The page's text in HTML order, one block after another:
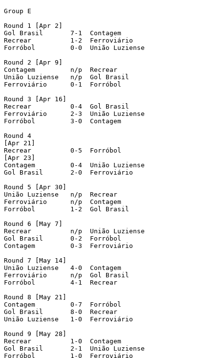
Group E
Round 1 [Apr 2]
Gol Brasil   	 7-1  Contagem
Recrear   	 1-2  Ferroviário
Forróbol 	 0-0  União Luziense
Round 2 [Apr 9]
Contagem 	 n/p  Recrear
União Luziense 	 n/p  Gol Brasil
Ferroviário 	 0-1  Forróbol
Round 3 [Apr 16]
Recrear   	 0-4  Gol Brasil
Ferroviário 	 2-3  União Luziense
Forróbol 	 3-0  Contagem
Round 4
[Apr 21]
Recrear   	 0-5  Forróbol
[Apr 23]
Contagem 	 0-4  União Luziense
Gol Brasil 	 2-0  Ferroviário
Round 5 [Apr 30]
União Luziense 	 n/p  Recrear
Ferroviário 	 n/p  Contagem
Forróbol 	 1-2  Gol Brasil
Round 6 [May 7]
Recrear   	 n/p  União Luziense
Gol Brasil 	 0-2  Forróbol
Contagem 	 0-3  Ferroviário
Round 7 [May 14]
União Luziense 	 4-0  Contagem
Ferroviário 	 n/p  Gol Brasil
Forróbol 	 4-1  Recrear
Round 8 [May 21]
Contagem 	 0-7  Forróbol
Gol Brasil 	 8-0  Recrear
União Luziense 	 1-0  Ferroviário
Round 9 [May 28]
Recrear  	 1-0  Contagem
Gol Brasil 	 2-1  União Luziense
Forróbol 	 1-0  Ferroviário